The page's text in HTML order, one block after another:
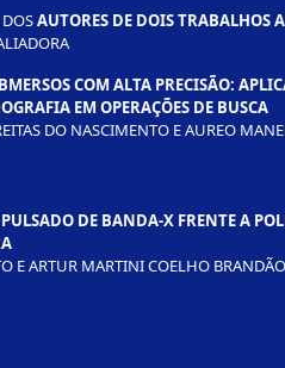
AUTORES DE DOIS TRABALHOS
COM ALTA PRECISÃO:
EM OPERAÇÕES DE BUSCA
DO NASCIMENTO E AUREO
DE BANDA-X FRENTE A
E ARTUR MARTINI COELHO